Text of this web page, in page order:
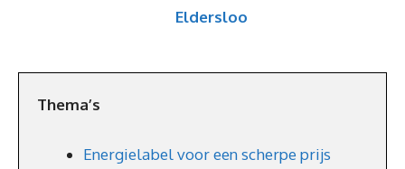
Eldersloo
Thema’s
Energielabel voor een scherpe prijs